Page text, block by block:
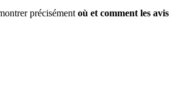
précisément où et comment les avis